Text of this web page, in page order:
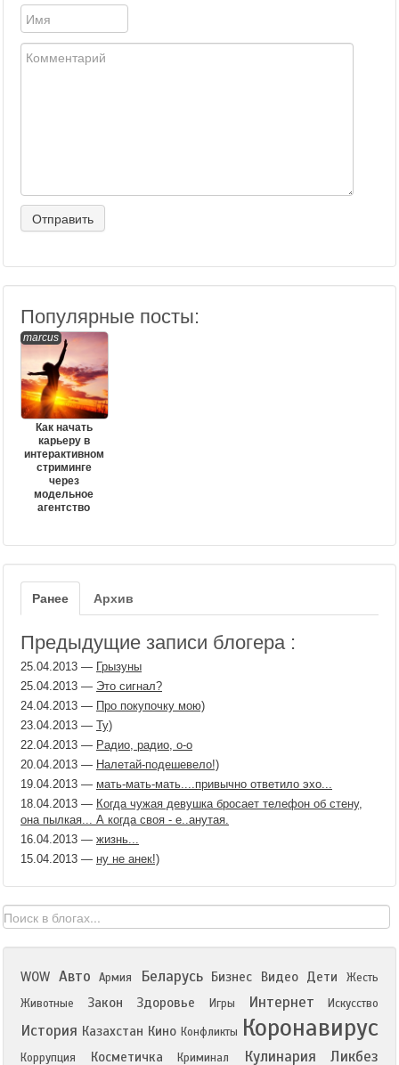
Популярные посты:
marcus
Как начать
карьеру в
интерактивном
стриминге
через
модельное
агентство
Ранее Архив
Предыдущие записи блогера :
25.04.2013 — Грызуны
25.04.2013 — Это сигнал?
24.04.2013 — Про покупочку мою)
23.04.2013 — Ту)
22.04.2013 — Радио, радио, о-о
20.04.2013 — Налетай-подешевело!)
19.04.2013 — мать-мать-мать....привычно ответило эхо...
18.04.2013 — Когда чужая девушка бросает телефон об стену,
она пылкая... А когда своя - е..анутая.
16.04.2013 — жизнь...
15.04.2013 — ну не анек!)
WOW Авто Армия Беларусь Бизнес Видео Дети
Жесть
Животные
Закон Здоровье Игры Интернет Искусство
История Казахстан Кино Конфликты Коронавирус
Коррупция Косметичка Криминал Кулинария Ликбез